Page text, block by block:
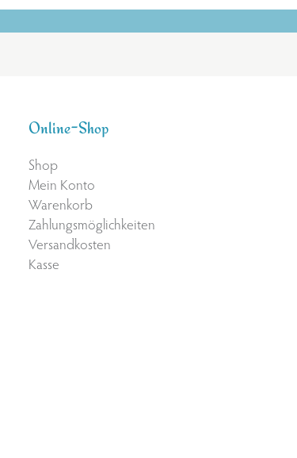
Online-Shop
Shop
Mein Konto
Warenkorb
Zahlungsmöglichkeiten
Versandkosten
Kasse